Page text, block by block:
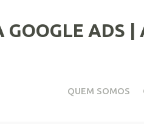
QUEM SOMOS
de